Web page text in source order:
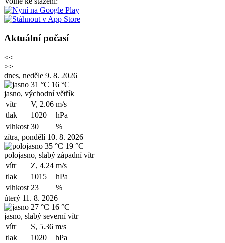
Aktuální počasí
<<
>>
dnes, neděle 9. 8. 2026
31 °C 16 °C
jasno, východní větřík
vítr
V, 2.06 m/s
tlak
1020
hPa
vlhkost 30
%
zítra, pondělí 10. 8. 2026
35 °C 19 °C
polojasno, slabý západní vítr
vítr
Z, 4.24 m/s
tlak
1015
hPa
vlhkost 23
%
úterý 11. 8. 2026
27 °C 16 °C
jasno, slabý severní vítr
vítr
S, 5.36 m/s
tlak
1020
hPa